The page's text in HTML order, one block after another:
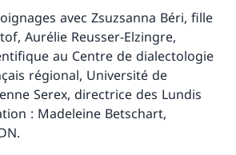
avec Zsuzsanna Béri, fille
Aurélie Reusser-Elzingre,
au Centre de dialectologie
régional, Université de
Serex, directrice des Lundis
: Madeleine Betschart,